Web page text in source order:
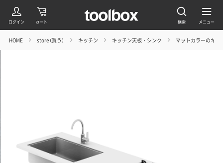
HOME store（買う） キッチン キッチン天板・シンク マットカラーのキッ